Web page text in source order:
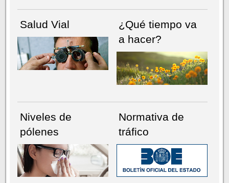
Salud Vial
¿Qué tiempo va
a hacer?
Niveles de
pólenes
Normativa de
tráfico